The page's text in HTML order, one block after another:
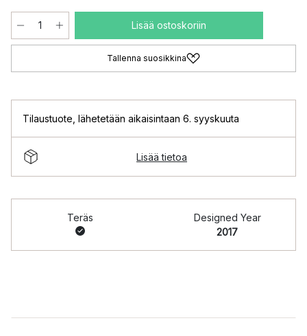
Lisää ostoskoriin
Tallenna suosikkina
Tilaustuote lähetetään aikaisintaan 6. syyskuuta
Lisää tietoa
Teräs
Designed Year
2017